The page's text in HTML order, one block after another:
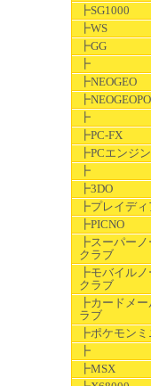
┣SG1000
┣WS
┣GG
┣
┣NEOGEO
┣
┣PC-FX
┣PCエンジン
┣
┣3DO
┣プレイディ
┣PICNO
┣スーパーノ
クラブ
┣モバイルノ
クラブ
┣カードメー
ラブ
┣ポケモンミ
┣
┣MSX